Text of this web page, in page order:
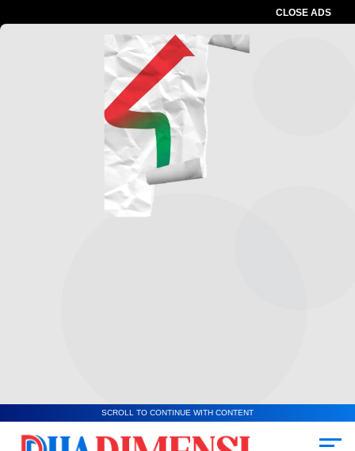
CLOSE ADS
SCROLL TO CONTINUE WITH CONTENT
Advertesment